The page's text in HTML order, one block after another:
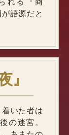
語源だと
』
いた者は
の迷宮。